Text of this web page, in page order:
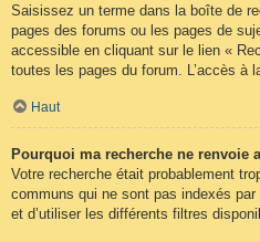
Saisissez un terme dans la boîte de
pages des forums ou les pages de
accessible en cliquant sur le lien «
toutes les pages du forum. L’accès à
Haut
Pourquoi ma recherche ne renvoie
Votre recherche était probablement
communs qui ne sont pas indexés
et d’utiliser les différents filtres